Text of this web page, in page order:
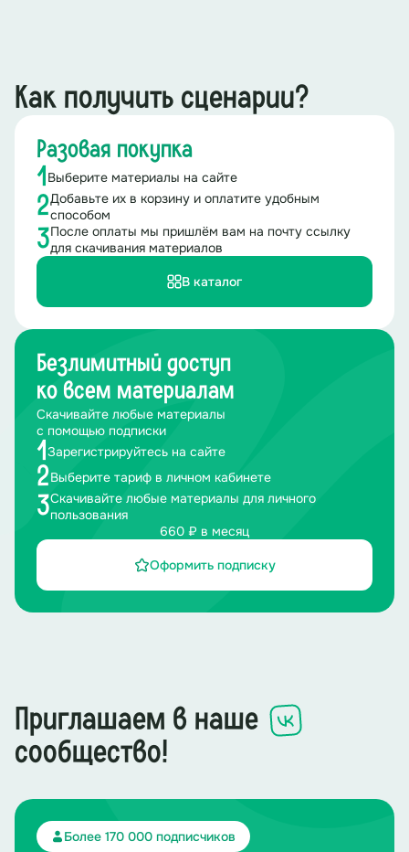
Как получить сценарии?
Разовая покупка
1 Выберите материалы на сайте
2Добавьте их в корзину и оплатите удобным
способом
3После оплаты мы пришлём вам на почту ссылку
для скачивания материалов
В каталог
Безлимитный доступ
ко всем материалам
Скачивайте любые материалы
с помощью подписки
1 Зарегистрируйтесь на сайте
2Выберите тариф в личном кабинете
3Скачивайте любые материалы для личного
пользования
660 ₽ в месяц
Оформить подписку
Приглашаем в наше
сообщество!
Более 170 000 подписчиков